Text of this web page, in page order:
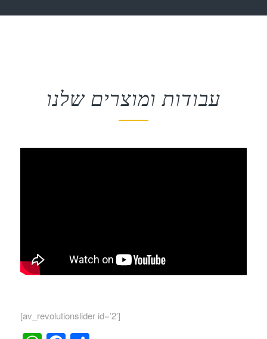
עבודות ומוצרים שלנו
[av_revolutionslider id=’2′]